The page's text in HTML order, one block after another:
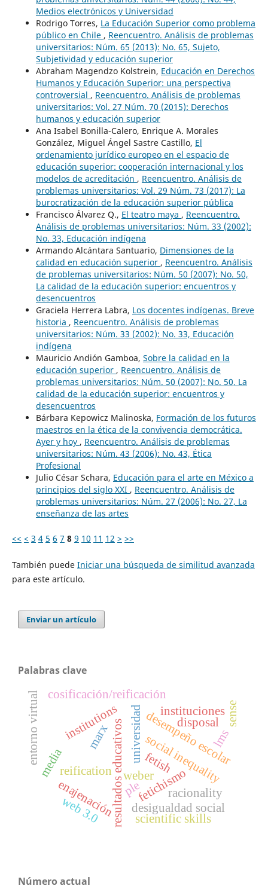
Medios electrónicos y Universidad
Rodrigo Torres, La Educación Superior como problema
público en Chile , Reencuentro. Análisis de problemas
universitarios: Núm. 65 (2013): No. 65, Sujeto,
Subjetividad y educación superior
Abraham Magendzo Kolstrein, Educación en Derechos
Humanos y Educación Superior: una perspectiva
controversial , Reencuentro. Análisis de problemas
universitarios: Vol. 27 Núm. 70 (2015): Derechos
humanos y educación superior
Ana Isabel Bonilla-Calero, Enrique A. Morales
González, Miguel Ángel Sastre Castillo, El
ordenamiento jurídico europeo en el espacio de
educación superior: cooperación internacional y los
modelos de acreditación , Reencuentro. Análisis de
problemas universitarios: Vol. 29 Núm. 73 (2017): La
burocratización de la educación superior pública
Francisco Álvarez Q., El teatro maya , Reencuentro.
Análisis de problemas universitarios: Núm. 33 (2002):
No. 33, Educación indígena
Armando Alcántara Santuario, Dimensiones de la
calidad en educación superior , Reencuentro. Análisis
de problemas universitarios: Núm. 50 (2007): No. 50,
La calidad de la educación superior: encuentros y
desencuentros
Graciela Herrera Labra, Los docentes indígenas. Breve
historia , Reencuentro. Análisis de problemas
universitarios: Núm. 33 (2002): No. 33, Educación
indígena
Mauricio Andión Gamboa, Sobre la calidad en la
educación superior , Reencuentro. Análisis de
problemas universitarios: Núm. 50 (2007): No. 50, La
calidad de la educación superior: encuentros y
desencuentros
Bárbara Kepowicz Malinoska, Formación de los futuros
maestros en la ética de la convivencia democrática.
Ayer y hoy , Reencuentro. Análisis de problemas
universitarios: Núm. 43 (2006): No. 43, Ética
Profesional
Julio César Schara, Educación para el arte en México a
principios del siglo XXI , Reencuentro. Análisis de
problemas universitarios: Núm. 27 (2006): No. 27, La
enseñanza de las artes
<< < 3 4 5 6 7 8 9 10 11 12 > >>
También puede Iniciar una búsqueda de similitud avanzada
para este artículo.
Enviar un artículo
Palabras clave
universidad
fetichismo
resultados educativos desempeño escolar
social inequality
desigualdad social
racionality
weber
institutions instituciones
fetish
disposal
reification
enajenación
cosificación/reificación
marx
media
scientific skills
ple
lms
entorno virtual
web 3.0
sense
Número actual